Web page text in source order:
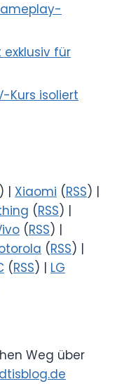
exklusiv für
Kurs isoliert
) | Xiaomi (RSS) |
(RSS) |
(RSS) |
(RSS) |
(RSS) | LG
Weg über